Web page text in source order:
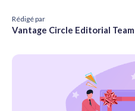
Rédigé par
Vantage Circle Editorial Team